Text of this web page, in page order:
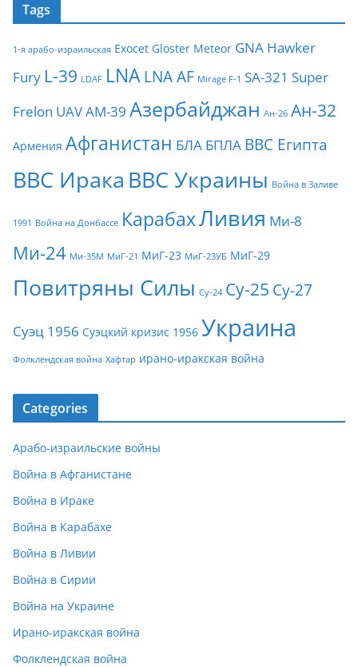
Tags
1-я арабо-израильская Exocet Gloster Meteor GNA Hawker
Fury L-39 LDAF LNA LNA AF Mirage F-1 SA-321 Super
Frelon UAVАМ-39 Азербайджан Ан-26 Ан-32
Армения Афганистан БЛА БПЛА ВВС Египта
ВВС Ирака ВВС Украины Война в Заливе
1991 Война на Донбассе КарабахЛивия Ми-8
Ми-24 Ми-35М МиГ-21 МиГ-23 МиГ-23УБ МиГ-29
Повитряны Силы Су-24 Су-25 Су-27
Суэц 1956 Суэцкий кризис 1956 Украина
Фолклендская война Хафтар ирано-иракская война
Categories
Арабо-израильские войны
Война в Афганистане
Война в Ираке
Война в Карабахе
Война в Ливии
Война в Сирии
Война на Украине
Ирано-иракская война
Фолклендская война